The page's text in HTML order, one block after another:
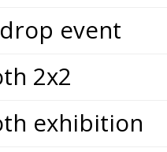
event
2x2
exhibition